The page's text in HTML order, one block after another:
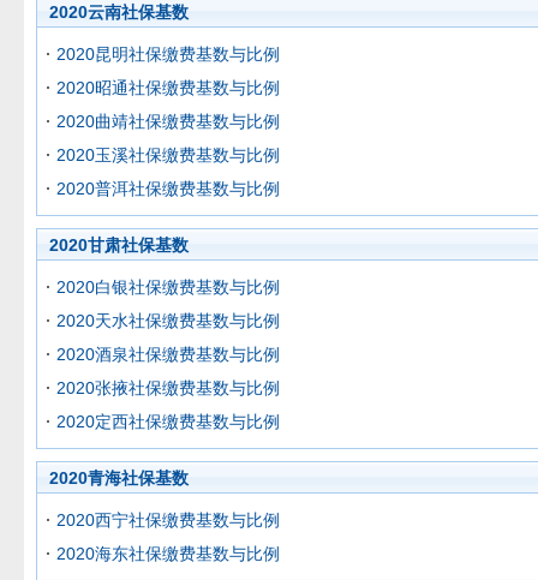
2020云南社保基数
2020昆明社保缴费基数与比例
2020昭通社保缴费基数与比例
2020曲靖社保缴费基数与比例
2020玉溪社保缴费基数与比例
2020普洱社保缴费基数与比例
2020甘肃社保基数
2020白银社保缴费基数与比例
2020天水社保缴费基数与比例
2020酒泉社保缴费基数与比例
2020张掖社保缴费基数与比例
2020定西社保缴费基数与比例
2020青海社保基数
2020西宁社保缴费基数与比例
2020海东社保缴费基数与比例